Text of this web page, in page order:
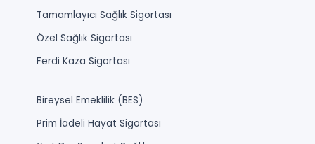
Tamamlayıcı Sağlık Sigortası
Özel Sağlık Sigortası
Ferdi Kaza Sigortası
Bireysel Emeklilik (BES)
Prim İadeli Hayat Sigortası